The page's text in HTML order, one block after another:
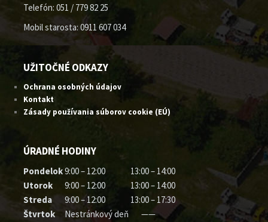
Telefón: 051 / 779 82 25
Mobil starosta: 0911 607 034
UŽITOČNÉ ODKAZY
Ochrana osobných údajov
Kontakt
Zásady používania súborov cookie (EÚ)
ÚRADNÉ HODINY
Pondelok9:00 – 12:00
13:00 – 14:00
Utorok
9:00 – 12:00
13:00 – 14:00
Streda
9:00 – 12:00
13:00 – 17:30
Štvrtok
Nestránkový deň ——